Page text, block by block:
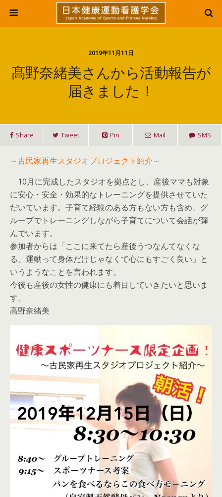
2019年11月11日
髙野奈緒美さんから活動報告が
届きました！
Share Tweet Pin Mail SMS
～古民家再生スタジオプロジェクト紹介～
10月に完成したスタジオを拠点とし、産後ママも対象
に安心・安全・効果的なトレーニングを提供させていた
だいています。子育て経験のある方もない方も含め、グ
ループでトレーニングしながら子育てについて会話が弾
んでいます。
参加者からは「ここに来てたら産後うつなんてなくな
る。運動って身体だけじゃなくて心にもすごく良い」と
いうようなことを言われます。
今後も産後の女性の健康にも着目していきたいと思いま
す。
高野奈緒美